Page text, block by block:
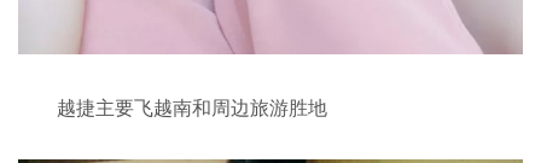
越捷主要飞越南和周边旅游胜地